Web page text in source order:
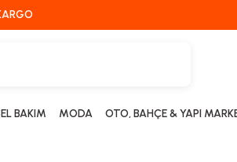
BAKIM MODA OTO, BAHÇE & YAPI